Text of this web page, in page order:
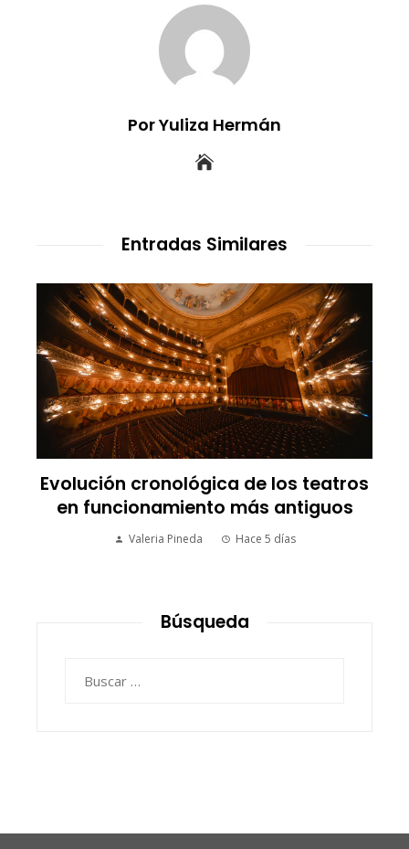
Por Yuliza Hermán
Entradas Similares
Evolución cronológica de los teatros
en funcionamiento más antiguos
Valeria Pineda Hace 5 días
Búsqueda